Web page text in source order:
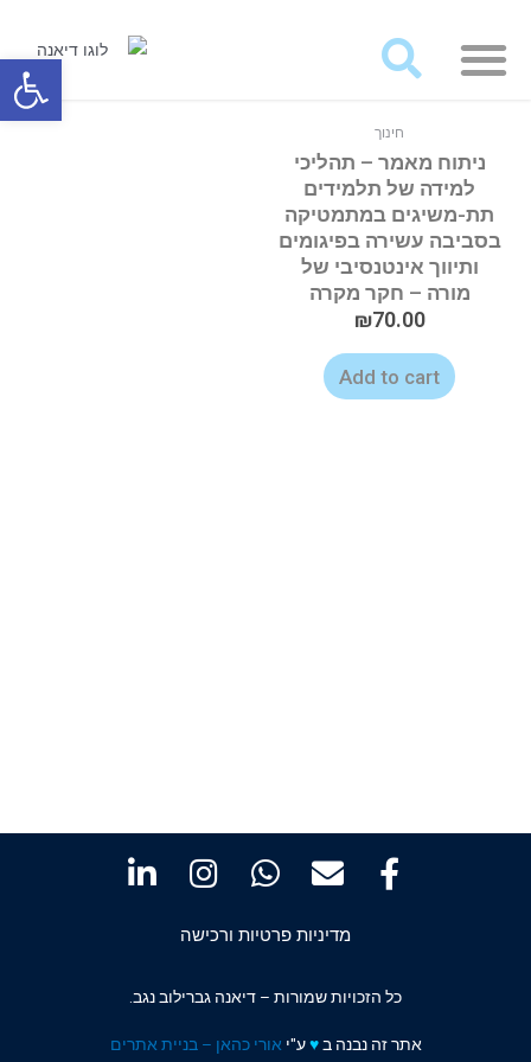
חינוך
ניתוח מאמר – תהליכי
למידה של תלמידים
תת-משיגים במתמטיקה
בסביבה עשירה בפיגומים
ותיווך אינטנסיבי של
מורה – חקר מקרה
₪70.00
Add to cart
מדיניות פרטיות ורכישה
כל הזכויות שמורות – דיאנה גברילוב נגב.
אתר זה נבנה ב♥️ע"י אורי כהאן – בניית אתרים
פתח